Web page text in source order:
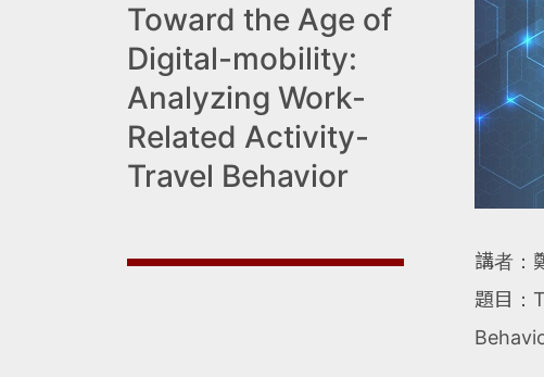
Toward the Age of
Digital-mobility:
Analyzing Work-
Related Activity-
Travel Behavior
講者：
題目：